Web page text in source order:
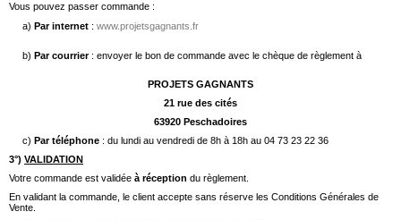
Vous pouvez passer commande :
a) Par internet : www.projetsgagnants.fr
b) Par courrier : envoyer le bon de commande avec le chèque de règlement à
PROJETS GAGNANTS
21 rue des cités
63920 Peschadoires
c) Par téléphone : du lundi au vendredi de 8h à 18h au 04 73 23 22 36
3°) VALIDATION
Votre commande est validée à réception du règlement.
En validant la commande, le client accepte sans réserve les Conditions Générales de
Vente.